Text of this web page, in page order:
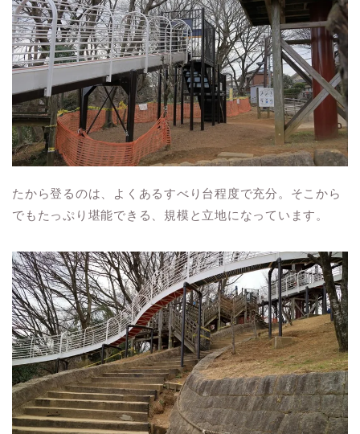
たから登るのは、よくあるすべり台程度で充分。そこから
でもたっぷり堪能できる、規模と立地になっています。